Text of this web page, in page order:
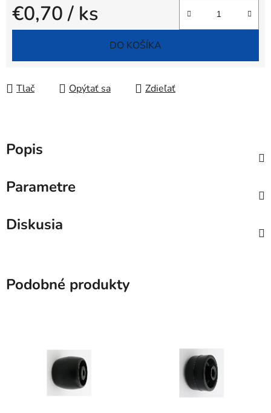
€0,70/ ks
Jednotková cena:
DO KOŠÍKA
Tlač Opýtať sa Zdieľať
Popis
Parametre
Diskusia
Podobné produkty